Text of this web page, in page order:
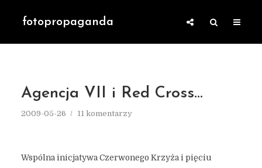
fotopropaganda
Agencja VII i Red Cross…
2009-05-26 11 komentarzy
Wspólna inicjatywa Czerwonego Krzyża i pięciu